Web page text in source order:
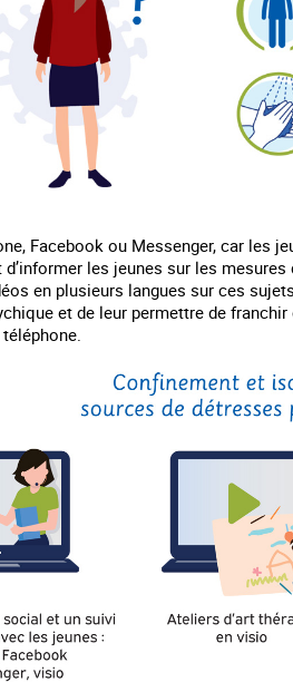
Facebook ou Messenger, car les
les jeunes sur les
en plusieurs langues sur ces
et de leur permettre de